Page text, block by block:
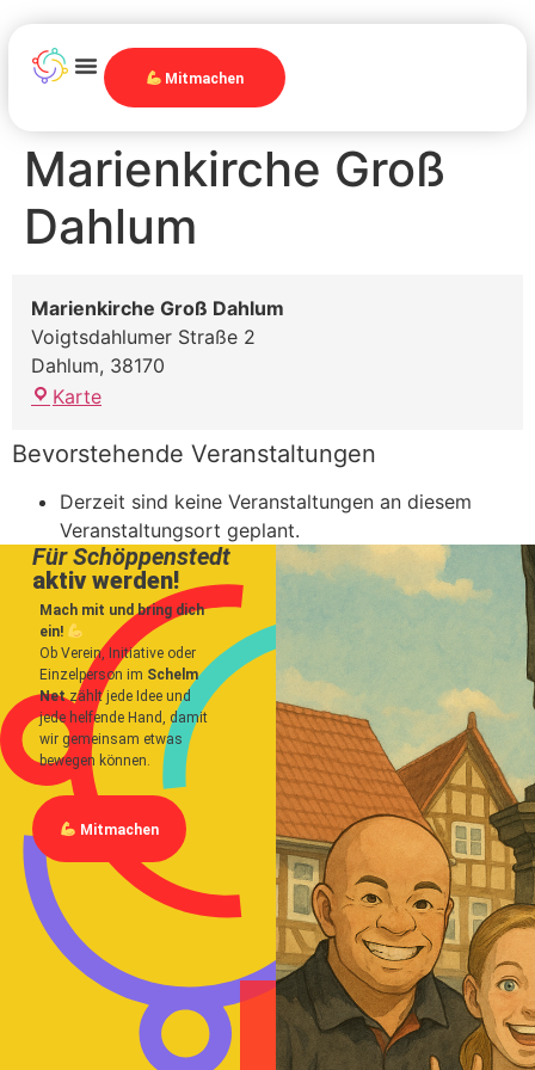
Mitmachen
Marienkirche Groß
Dahlum
Marienkirche Groß Dahlum
Voigtsdahlumer Straße 2
Dahlum, 38170
Karte
Bevorstehende Veranstaltungen
Derzeit sind keine Veranstaltungen an diesem
Veranstaltungsort geplant.
Für Schöppenstedt
aktiv werden!
Mach mit und bring dich
ein!
Ob Verein, Initiative oder
Einzelperson im Schelm
Netzählt jede Idee und
jede helfende Hand, damit
wir gemeinsam etwas
bewegen können.
Mitmachen